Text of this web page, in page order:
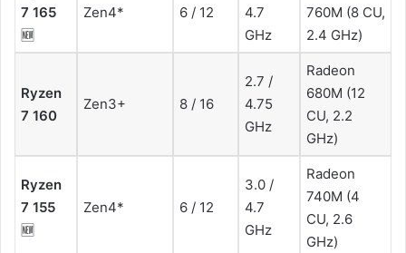
7 165
🆕
Zen4* 6 / 12
4.7
GHz
760M (8 CU,
2.4 GHz)
Ryzen
7 160
Zen3+ 8 / 16
2.7 /
4.75
GHz
Radeon
680M (12
CU, 2.2
GHz)
Ryzen
7 155
🆕
Zen4* 6 / 12
3.0 /
4.7
GHz
Radeon
740M (4
CU, 2.6
GHz)